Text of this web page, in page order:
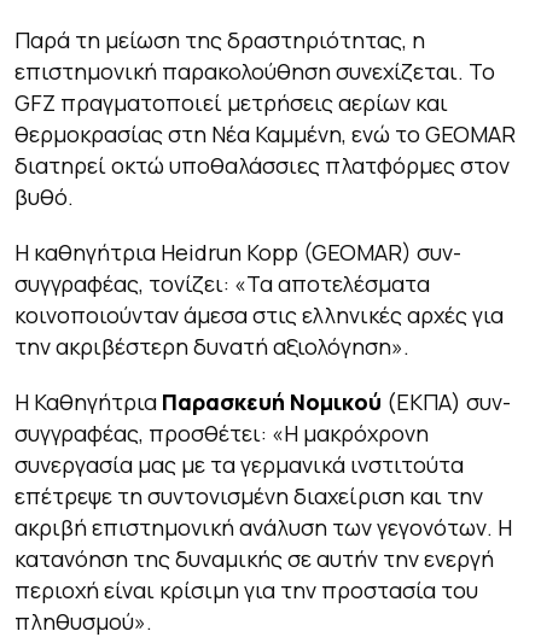
Παρά τη μείωση της δραστηριότητας, η
επιστημονική παρακολούθηση συνεχίζεται. Το
GFZ πραγματοποιεί μετρήσεις αερίων και
θερμοκρασίας στη Νέα Καμμένη, ενώ το GEOMAR
διατηρεί οκτώ υποθαλάσσιες πλατφόρμες στον
βυθό.
Η καθηγήτρια Heidrun Kopp (GEOMAR) συν-
συγγραφέας, τονίζει: «Τα αποτελέσματα
κοινοποιούνταν άμεσα στις ελληνικές αρχές για
την ακριβέστερη δυνατή αξιολόγηση».
Η Καθηγήτρια Παρασκευή Νομικού (ΕΚΠΑ) συν-
συγγραφέας, προσθέτει: «Η μακρόχρονη
συνεργασία μας με τα γερμανικά ινστιτούτα
επέτρεψε τη συντονισμένη διαχείριση και την
ακριβή επιστημονική ανάλυση των γεγονότων. Η
κατανόηση της δυναμικής σε αυτήν την ενεργή
περιοχή είναι κρίσιμη για την προστασία του
πληθυσμού».